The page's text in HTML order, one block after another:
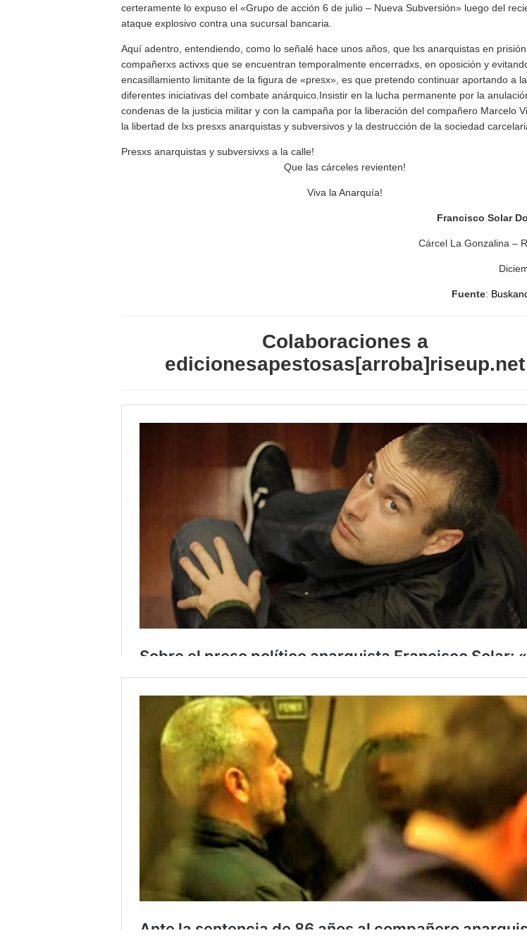
certeramente lo expuso el «Grupo de acción 6 de julio – Nueva Subversión» luego del
ataque explosivo contra una sucursal bancaria.
Aquí adentro, entendiendo, como lo señalé hace unos años, que lxs anarquistas en
compañerxs activxs que se encuentran temporalmente encerradxs, en oposición y
encasillamiento limitante de la figura de «presx», es que pretendo continuar aportando a
diferentes iniciativas del combate anárquico.Insistir en la lucha permanente por la
condenas de la justicia militar y con la campaña por la liberación del compañero Marcelo
la libertad de lxs presxs anarquistas y subversivos y la destrucción de la sociedad
Presxs anarquistas y subversivxs a la calle!
Que las cárceles revienten!
Viva la Anarquía!
Francisco Solar
Cárcel La Gonzalina –
Fuente:
Colaboraciones a
edicionesapestosas[arroba]riseup.net